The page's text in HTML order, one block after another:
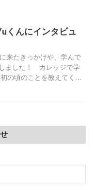
くんにインタビュ
来たきっかけや、学んで
ました！ カレッジで学
の頃のことを教えてくだ